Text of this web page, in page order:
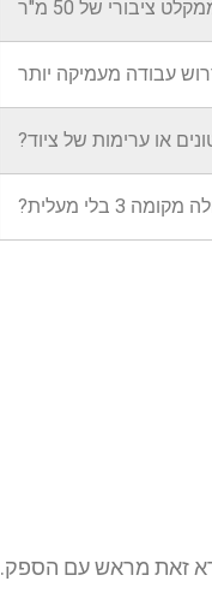
עבודה מעמיקה יותר
או ערימות של ציוד?
3 בלי מעלית?
זאת מראש עם הספק.